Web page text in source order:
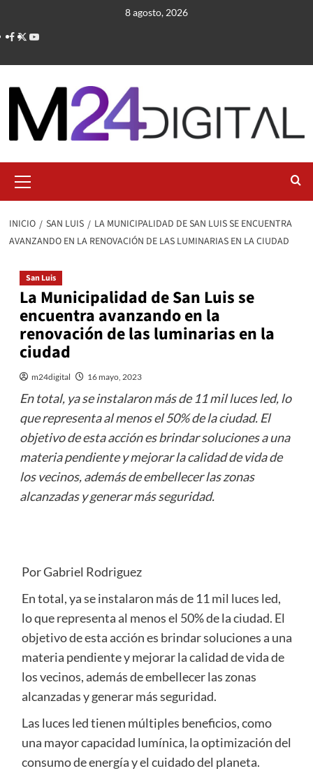
contenido
8 agosto, 2026
primario
INICIO SAN LUIS
LA MUNICIPALIDAD DE SAN LUIS SE ENCUENTRA
AVANZANDO EN LA RENOVACIÓN DE LAS LUMINARIAS EN LA CIUDAD
San Luis
La Municipalidad de San Luis se
encuentra avanzando en la
renovación de las luminarias en la
ciudad
m24digital 16 mayo, 2023
En total, ya se instalaron más de 11 mil luces led, lo
que representa al menos el 50% de la ciudad. El
objetivo de esta acción es brindar soluciones a una
materia pendiente y mejorar la calidad de vida de
los vecinos, además de embellecer las zonas
alcanzadas y generar más seguridad.
Por Gabriel Rodriguez
En total, ya se instalaron más de 11 mil luces led,
lo que representa al menos el 50% de la ciudad. El
objetivo de esta acción es brindar soluciones a una
materia pendiente y mejorar la calidad de vida de
los vecinos, además de embellecer las zonas
alcanzadas y generar más seguridad.
Las luces led tienen múltiples beneficios, como
una mayor capacidad lumínica, la optimización del
consumo de energía y el cuidado del planeta.